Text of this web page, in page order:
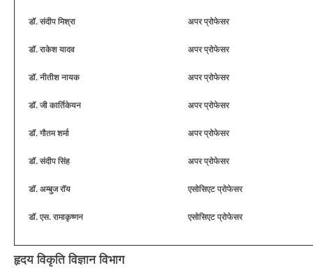
डॉ. संदीप मिश्रा अपर प्रोफेसर
डॉ. राकेश यादव अपर प्रोफेसर
डॉ. नीतीश नायक अपर प्रोफेसर
डॉ. जी कार्तिकेयन अपर प्रोफेसर
डॉ. गौतम शर्मा अपर प्रोफेसर
डॉ. संदीप सिंह अपर प्रोफेसर
डॉ. अम्बुज रॉय एसोसिएट प्रोफेसर
डॉ. एस. रामाकृष्‍णन एसोसिएट प्रोफेसर
हृदय विकृति विज्ञान विभाग